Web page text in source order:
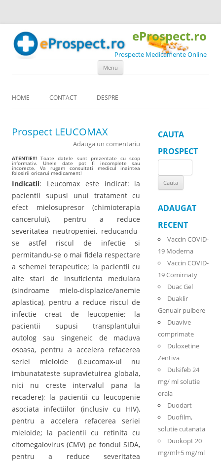
eProspect.ro
Prospecte Medicamente Online
Menu
HOME CONTACT DESPRE
Prospect LEUCOMAX
Adauga un comentariu
ATENTIE!!! Toate datele sunt prezentate cu scop
informativ. Unele date pot fi incomplete sau
incorecte. Va rugam consultati medicul inaintea
folosirii oricarui medicament!
Indicatii: Leucomax este indicat: la
pacientii supusi unui tratament cu
efect mielosupresor (chimioterapia
cancerului), pentru a reduce
severitatea neutropeniei, reducandu-
se astfel riscul de infectie si
permitandu-se o mai fidela respectare
a schemei terapeutice; la pacientii cu
alte stari de insuficienta medulara
(sindroame mielo-displazice/anemie
aplastica), pentru a reduce riscul de
infectie creat de leucopenie; la
pacientii supusi transplantului
autolog sau singeneic de maduva
osoasa, pentru a accelera refacerea
seriei mieloide (Leucomax-ul nu
imbunatateste supravietuirea globala,
nici nu creste intervalul pana la
recadere); la pacientii cu leucopenie
asociata infectiilor (inclusiv cu HIV),
pentru a accelera refacerea seriei
mieloide; la pacientii cu retinita cu
citomegalovirus (CMV) pe fondul SIDA,
pentru a reduce severitatea
CAUTA
PROSPECT
for:
ADAUGAT
RECENT
Vaccin COVID-
19 Moderna
Vaccin COVID-
19 Comirnaty
Duac Gel
Duaklir
Genuair pulbere
Duavive
comprimate
Duloxetine
Zentiva
Dulsifeb 24
mg/ ml solutie
orala
Duodart
Duofilm,
solutie cutanata
Duokopt 20
mg/ml+5 mg/ml